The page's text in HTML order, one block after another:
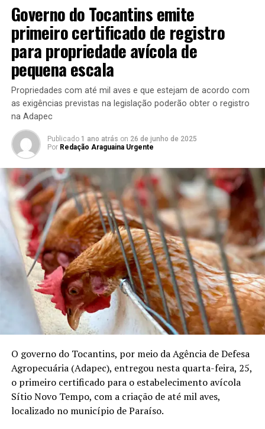
Governo do Tocantins emite
primeiro certificado de registro
para propriedade avícola de
pequena escala
Propriedades com até mil aves e que estejam de acordo com
as exigências previstas na legislação poderão obter o registro
na Adapec
Publicado 1 ano atrás on 26 de junho de 2025
Por Redação Araguaina Urgente
O governo do Tocantins, por meio da Agência de Defesa
Agropecuária (Adapec), entregou nesta quarta-feira, 25,
o primeiro certificado para o estabelecimento avícola
Sítio Novo Tempo, com a criação de até mil aves,
localizado no município de Paraíso.